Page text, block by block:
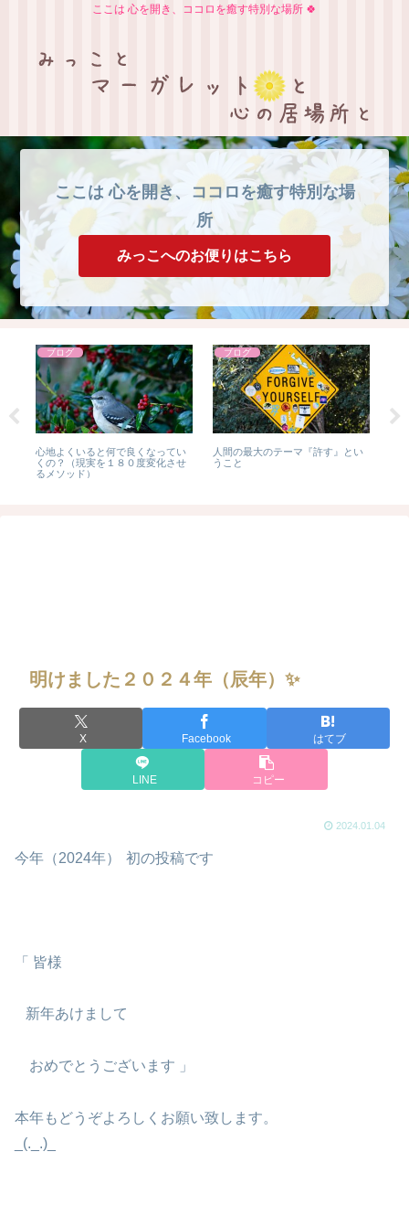
ここは 心を開き、ココロを癒す特別な場所 🍀
ここは 心を開き、ココロを癒す特別な場
所
みっこへのお便りはこちら
ブログ
心地よくいると何で良くなってい
くの？（現実を１８０度変化させ
るメソッド）
ブログ
人間の最大のテーマ『許す』とい
うこと
明けました２０２４年（辰年）✨
X Facebook はてブ
LINE コピー
2024.01.04
今年（2024年） 初の投稿です
「 皆様
新年あけまして
おめでとうございます 」
本年もどうぞよろしくお願い致します。
_(._.)_